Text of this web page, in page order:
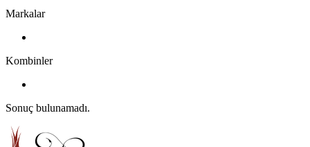
Markalar
Kombinler
Sonuç bulunamadı.